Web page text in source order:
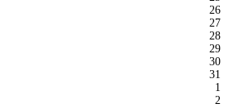
26
27
28
29
30
31
1
2